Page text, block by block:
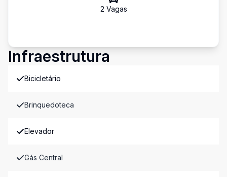
2 Vagas
Infraestrutura
Bicicletário
Brinquedoteca
Elevador
Gás Central